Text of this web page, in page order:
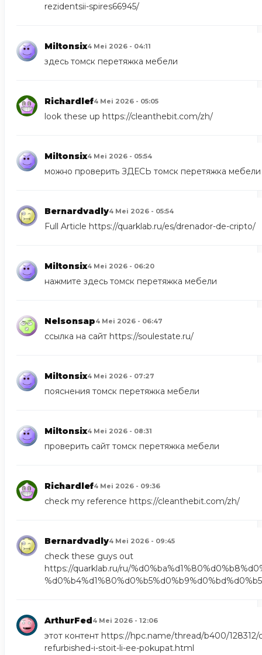
rezidentsii-spires66945/
Miltonsix4 Mei 2026 - 04:11
здесь томск перетяжка мебели
Richardlef4 Mei 2026 - 05:05
look these up https://cleanthebit.com/zh/
Miltonsix4 Mei 2026 - 05:54
можно проверить ЗДЕСЬ томск перетяжка мебели
Bernardvadly4 Mei 2026 - 05:54
Full Article https://quarklab.ru/es/drenador-de-cripto/
Miltonsix4 Mei 2026 - 06:20
нажмите здесь томск перетяжка мебели
Nelsonsap4 Mei 2026 - 06:47
ссылка на сайт https://soulestate.ru/
Miltonsix4 Mei 2026 - 07:27
пояснения томск перетяжка мебели
Miltonsix4 Mei 2026 - 08:31
проверить сайт томск перетяжка мебели
Richardlef4 Mei 2026 - 09:36
check my reference https://cleanthebit.com/zh/
Bernardvadly4 Mei 2026 - 09:45
check these guys out
https://quarklab.ru/ru/
ArthurFed4 Mei 2026 - 12:06
этот контент https://hpc.name/thread/b400/
refurbished-i-stoit-li-ee-pokupat.html